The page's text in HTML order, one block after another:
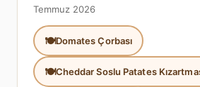
Temmuz 2026
Domates Çorbası
Cheddar Soslu Patates